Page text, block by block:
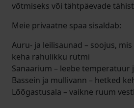
võtmiseks või tähtpäevade
Meie privaatne spaa sisaldab:
Auru- ja leilisaunad – soojus,
keha rahulikku rütmi
Sanaarium – leebe temperatuur
Bassein ja mullivann – hetked
Lõõgastusala – vaikne ruum